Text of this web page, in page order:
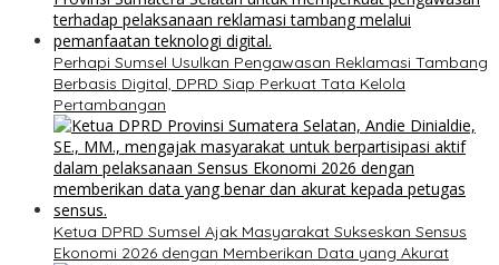
Perhapi Sumsel Usulkan Pengawasan Reklamasi Tambang
Berbasis Digital, DPRD Siap Perkuat Tata Kelola
Pertambangan
Ketua DPRD Sumsel Ajak Masyarakat Sukseskan Sensus
Ekonomi 2026 dengan Memberikan Data yang Akurat